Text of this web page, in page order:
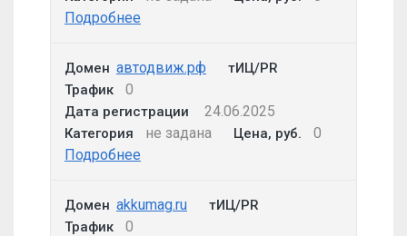
Подробнее
Домен автодвиж.рф
тИЦ/PR
Трафик
0
Дата регистрации 24.06.2025
Категория не задана Цена, руб.
0
Подробнее
Домен akkumag.ru
тИЦ/PR
Трафик
0